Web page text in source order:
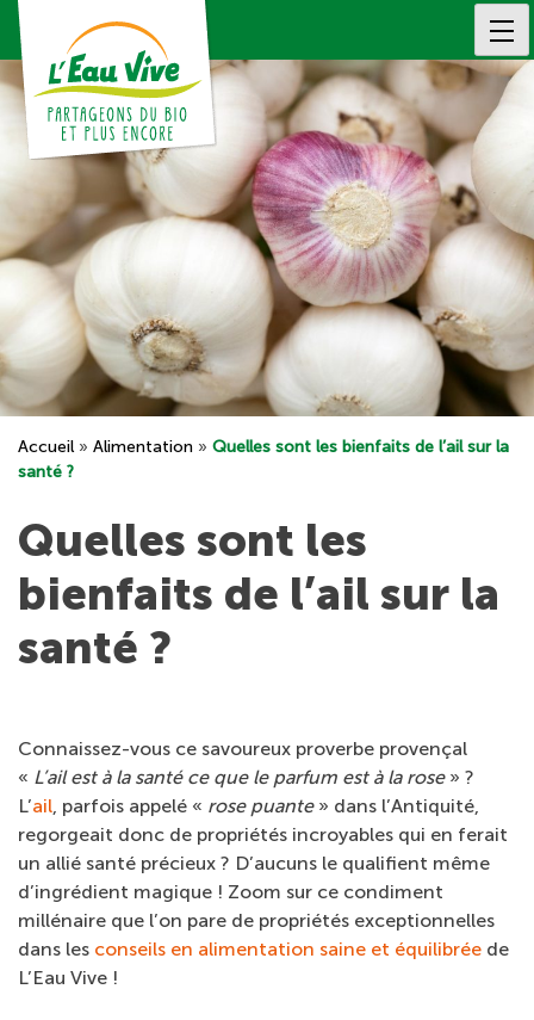
Skip
content
Accueil » Alimentation » Quelles sont les bienfaits de l’ail sur la
santé ?
Quelles sont les
bienfaits de l’ail sur la
santé ?
Connaissez-vous ce savoureux proverbe provençal
« L’ail est à la santé ce que le parfum est à la rose» ?
L’ail, parfois appelé « rose puante» dans l’Antiquité,
regorgeait donc de propriétés incroyables qui en ferait
un allié santé précieux ? D’aucuns le qualifient même
d’ingrédient magique ! Zoom sur ce condiment
millénaire que l’on pare de propriétés exceptionnelles
dans les conseils en alimentation saine et équilibrée de
L’Eau Vive !